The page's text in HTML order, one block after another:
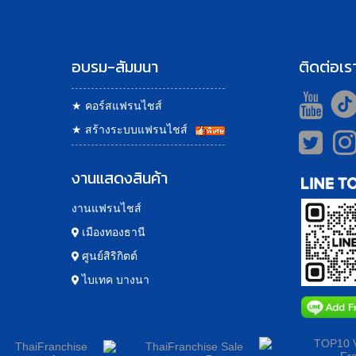
อบรม-สัมมนา
★ คอร์สแฟรนไชส์
★ สร้างระบบแฟรนไชส์
งานแสดงสินค้า
งานแฟรนไชส์
เมืองทองธานี
ศูนย์สิริกิตต์
ไบเทค บางนา
ติดต่อเร